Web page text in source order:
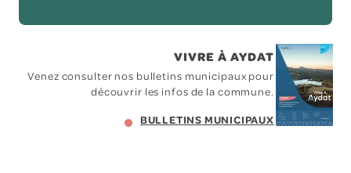
VIVRE À AYDAT
Venez consulter nos bulletins municipaux pour
découvrir les infos de la commune.
BULLETINS MUNICIPAUX